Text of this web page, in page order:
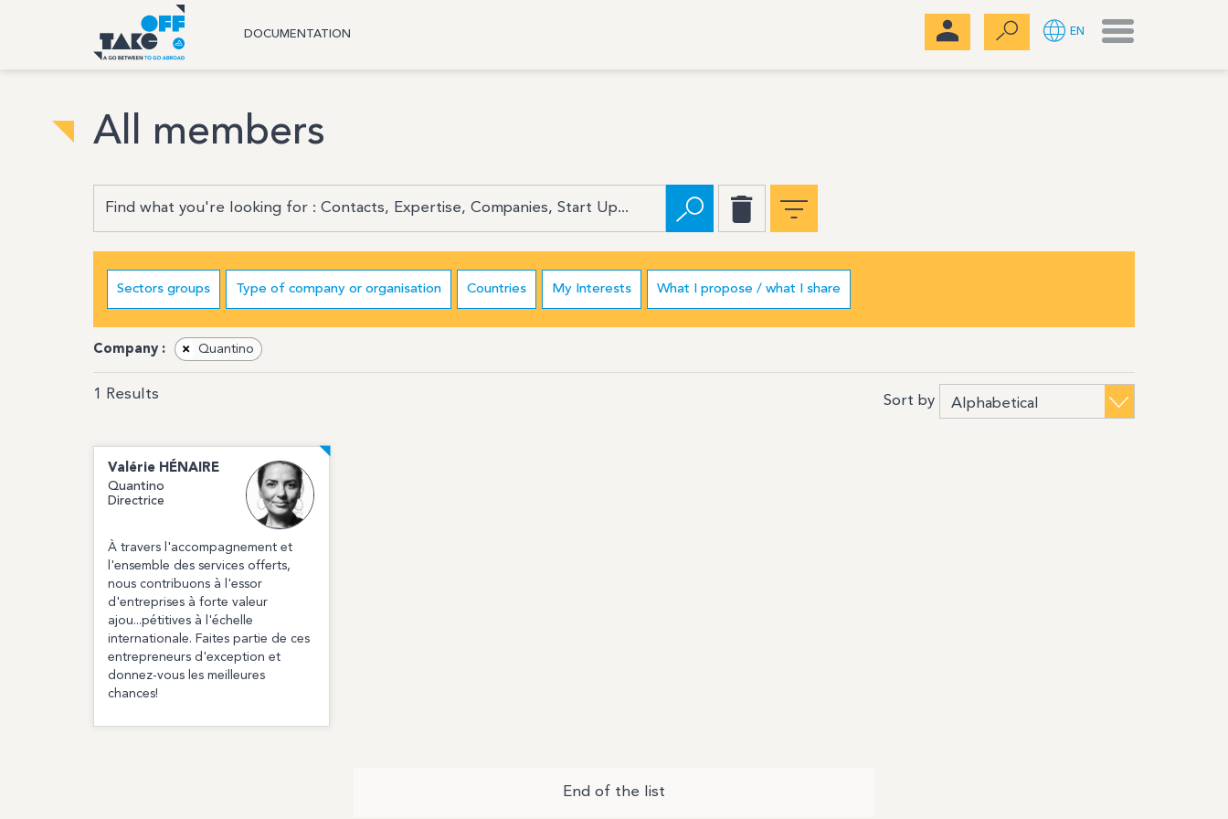
All members
Sectors groups Type of company or organisation Countries My Interests What I propose / what I share
Company : × Quantino
1 Results Sort by
Valérie HÉNAIRE
Quantino
Directrice
À travers l'accompagnement et
l'ensemble des services offerts,
nous contribuons à l'essor
d'entreprises à forte valeur
ajou...pétitives à l'échelle
internationale. Faites partie de ces
entrepreneurs d'exception et
donnez-vous les meilleures
chances!
End of the list
DOCUMENTATION EN Menu